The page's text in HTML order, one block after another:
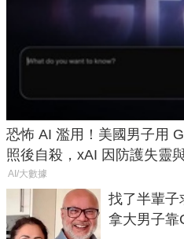
恐怖 AI 濫用！美國男子用
照後自殺，xAI 因防護失靈
AI/大數據
找了半輩子
拿大男子靠